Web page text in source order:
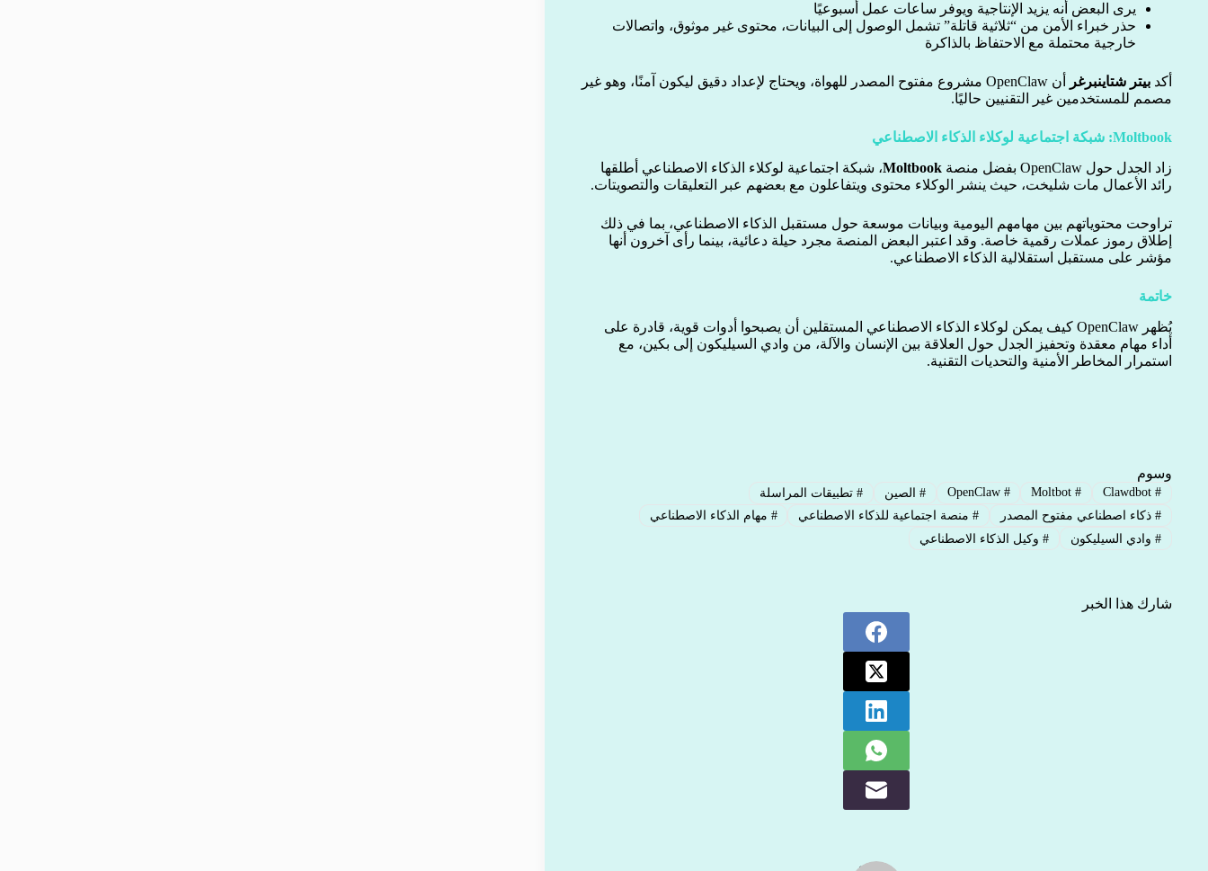
يرى البعض أنه يزيد الإنتاجية ويوفر ساعات عمل أسبوعيًا
حذر خبراء الأمن من “ثلاثية قاتلة” تشمل الوصول إلى البيانات، محتوى غير موثوق، واتصالات
خارجية محتملة مع الاحتفاظ بالذاكرة
أكد بيتر شتاينبرغر
أن OpenClaw مشروع مفتوح المصدر للهواة، ويحتاج لإعداد دقيق ليكون آمنًا، وهو غير
مصمم للمستخدمين غير التقنيين حاليًا.
Moltbook: شبكة اجتماعية لوكلاء الذكاء الاصطناعي
زاد الجدل حول OpenClaw بفضل منصة
Moltbook، شبكة اجتماعية لوكلاء الذكاء الاصطناعي أطلقها
رائد الأعمال مات شليخت، حيث ينشر الوكلاء محتوى ويتفاعلون مع بعضهم عبر التعليقات والتصويتات.
تراوحت محتوياتهم بين مهامهم اليومية وبيانات موسعة حول مستقبل الذكاء الاصطناعي، بما في ذلك
إطلاق رموز عملات رقمية خاصة. وقد اعتبر البعض المنصة مجرد حيلة دعائية، بينما رأى آخرون أنها
مؤشر على مستقبل استقلالية الذكاء الاصطناعي.
خاتمة
يُظهر OpenClaw كيف يمكن لوكلاء الذكاء الاصطناعي المستقلين أن يصبحوا أدوات قوية، قادرة على
أداء مهام معقدة وتحفيز الجدل حول العلاقة بين الإنسان والآلة، من وادي السيليكون إلى بكين، مع
استمرار المخاطر الأمنية والتحديات التقنية.
وسوم
#
Clawdbot
#
Moltbot
#
OpenClaw
# الصين # تطبيقات المراسلة
#ذكاء اصطناعي مفتوح المصدر #منصة اجتماعية للذكاء الاصطناعي # مهام الذكاء الاصطناعي
#وادي السيليكون #وكيل الذكاء الاصطناعي
شارك هذا الخبر